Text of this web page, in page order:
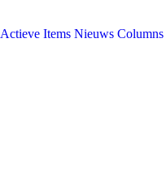
Actieve Items Nieuws Columns